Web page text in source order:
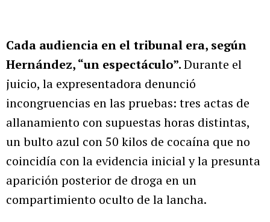
Cada audiencia en el tribunal era, según
Hernández, “un espectáculo”.Durante el
juicio, la expresentadora denunció
incongruencias en las pruebas: tres actas de
allanamiento con supuestas horas distintas,
un bulto azul con 50 kilos de cocaína que no
coincidía con la evidencia inicial y la presunta
aparición posterior de droga en un
compartimiento oculto de la lancha.